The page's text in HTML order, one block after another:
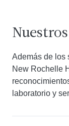
Además de los
New Rochelle
laboratorio y